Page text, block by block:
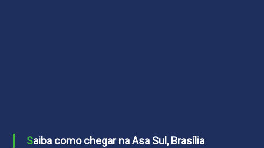
Saiba como chegar na Asa Sul, Brasília